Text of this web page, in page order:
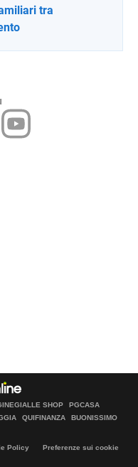
tra
SHOP
PGCASA
QUIFINANZA
BUONISSIMO
Policy
Preferenze sui cookie